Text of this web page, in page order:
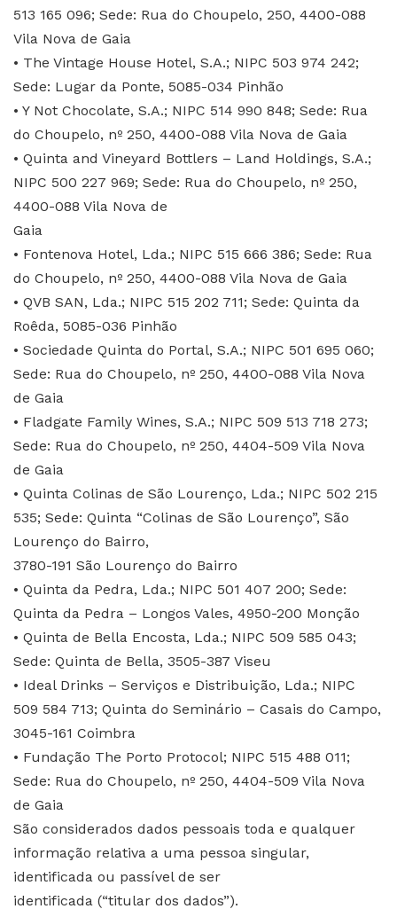
513 165 096; Sede: Rua do Choupelo, 250, 4400-088
Vila Nova de Gaia
• The Vintage House Hotel, S.A.; NIPC 503 974 242;
Sede: Lugar da Ponte, 5085-034 Pinhão
• Y Not Chocolate, S.A.; NIPC 514 990 848; Sede: Rua
do Choupelo, nº 250, 4400-088 Vila Nova de Gaia
• Quinta and Vineyard Bottlers – Land Holdings, S.A.;
NIPC 500 227 969; Sede: Rua do Choupelo, nº 250,
4400-088 Vila Nova de
Gaia
• Fontenova Hotel, Lda.; NIPC 515 666 386; Sede: Rua
do Choupelo, nº 250, 4400-088 Vila Nova de Gaia
• QVB SAN, Lda.; NIPC 515 202 711; Sede: Quinta da
Roêda, 5085-036 Pinhão
• Sociedade Quinta do Portal, S.A.; NIPC 501 695 060;
Sede: Rua do Choupelo, nº 250, 4400-088 Vila Nova
de Gaia
• Fladgate Family Wines, S.A.; NIPC 509 513 718 273;
Sede: Rua do Choupelo, nº 250, 4404-509 Vila Nova
de Gaia
• Quinta Colinas de São Lourenço, Lda.; NIPC 502 215
535; Sede: Quinta “Colinas de São Lourenço”, São
Lourenço do Bairro,
3780-191 São Lourenço do Bairro
• Quinta da Pedra, Lda.; NIPC 501 407 200; Sede:
Quinta da Pedra – Longos Vales, 4950-200 Monção
• Quinta de Bella Encosta, Lda.; NIPC 509 585 043;
Sede: Quinta de Bella, 3505-387 Viseu
• Ideal Drinks – Serviços e Distribuição, Lda.; NIPC
509 584 713; Quinta do Seminário – Casais do Campo,
3045-161 Coimbra
• Fundação The Porto Protocol; NIPC 515 488 011;
Sede: Rua do Choupelo, nº 250, 4404-509 Vila Nova
de Gaia
São considerados dados pessoais toda e qualquer
informação relativa a uma pessoa singular,
identificada ou passível de ser
identificada (“titular dos dados”).